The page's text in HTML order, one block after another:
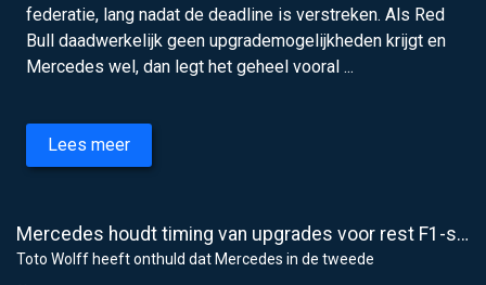
federatie, lang nadat de deadline is verstreken. Als Red
Bull daadwerkelijk geen upgrademogelijkheden krijgt en
Mercedes wel, dan legt het geheel vooral ...
Lees meer
Mercedes houdt timing van upgrades voor rest F1-seizoen 2026 nauwlettend in de gaten
Toto Wolff heeft onthuld dat Mercedes in de tweede